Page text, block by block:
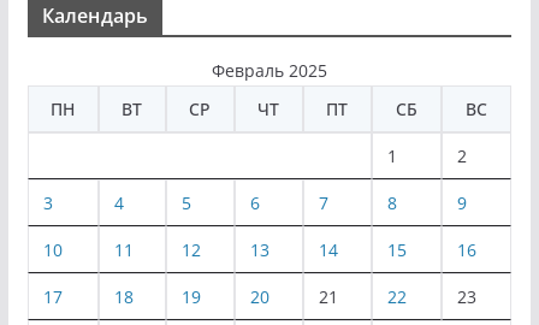
Календарь
Февраль 2025
ПН
ВТ СР ЧТ ПТ СБ ВС
1 2
3 4 5 6 7 8 9
10 11 12 13 14 15 16
17 18 19 20 21 22 23